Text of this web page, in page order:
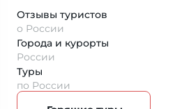
Отзывы туристов
о России
Города и курорты
России
Туры
по России